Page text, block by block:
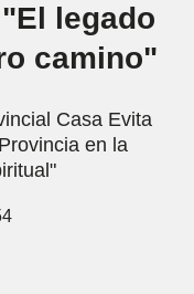
legado
camino"
Casa Evita
en la